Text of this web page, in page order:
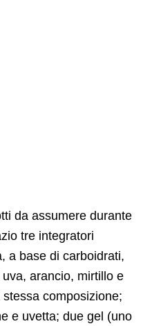
da assumere durante
tre integratori
a base di carboidrati,
arancio, mirtillo e
composizione;
e uvetta; due gel (uno